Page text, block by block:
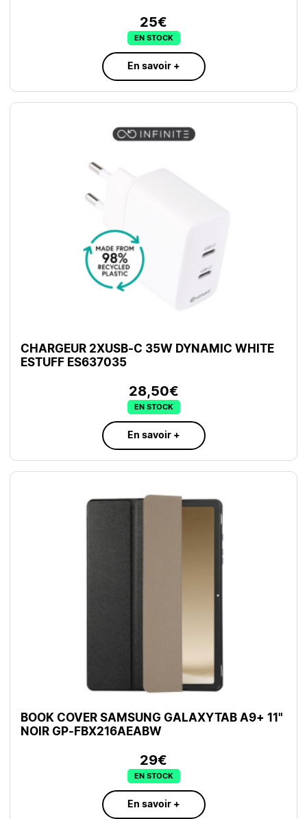
25€
EN STOCK
En savoir +
CHARGEUR 2XUSB-C 35W DYNAMIC WHITE
ESTUFF ES637035
28,50€
EN STOCK
En savoir +
BOOK COVER SAMSUNG GALAXYTAB A9+ 11"
NOIR GP-FBX216AEABW
29€
EN STOCK
En savoir +